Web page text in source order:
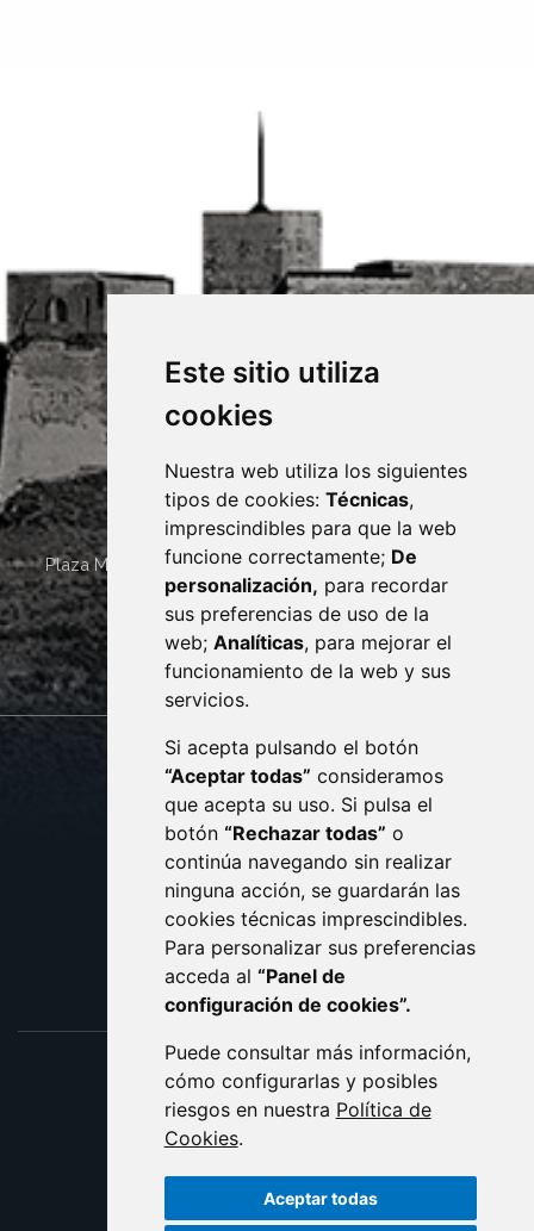
Este sitio utiliza
cookies
Nuestra web utiliza los siguientes
tipos de cookies: Técnicas,
imprescindibles para que la web
funcione correctamente; De
personalización, para recordar
sus preferencias de uso de la
web; Analíticas, para mejorar el
funcionamiento de la web y sus
servicios.
Si acepta pulsando el botón
“Aceptar todas” consideramos
que acepta su uso. Si pulsa el
botón “Rechazar todas” o
continúa navegando sin realizar
ninguna acción, se guardarán las
cookies técnicas imprescindibles.
Para personalizar sus preferencias
acceda al “Panel de
configuración de cookies”.
Puede consultar más información,
cómo configurarlas y posibles
riesgos en nuestra Política de
Cookies.
Aceptar todas
Plaza Mayor 4 22400 MONZÓN - ARAGÓN (ESPAÑA)
· (34) 974 400 700 ·
sac@monzon.es
monzon.es
CONTACTO
AVISO LEGAL
PROTECCIÓN DE DATOS
POLÍTICA DE COOKIES
ACCESIBILIDAD
ENLACE EXTERNO AL